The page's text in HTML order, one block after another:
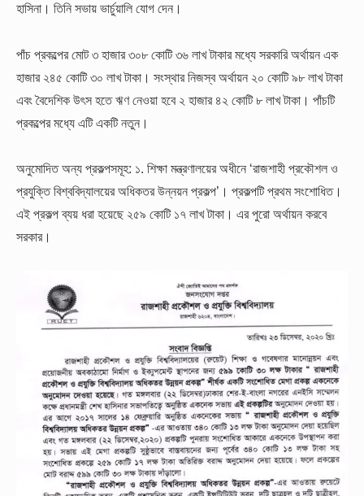
হাসিনা। তিনি সভায় ভার্চুয়ালি যোগ দেন।
পাঁচ প্রকল্পের মোট ৩ হাজার ৩০৮ কোটি ৩৬ লাখ টাকার মধ্যে সরকারি অর্থায়ন এক
হাজার ২৪৫ কোটি ৩০ লাখ টাকা। সংস্থার নিজস্ব অর্থায়ন ২০ কোটি ৯৮ লাখ টাকা
এবং বৈদেশিক উৎস হতে ঋণ নেওয়া হবে ২ হাজার ৪২ কোটি ৮ লাখ টাকা। পাঁচটি
প্রকল্পের মধ্যে এটি একটি নতুন।
অনুমোদিত অন্য প্রকল্পসমূহ: ১. শিক্ষা মন্ত্রণালয়ের অধীনে ‘রাজশাহী প্রকৌশল ও
প্রযুক্তি বিশ্ববিদ্যালয়ের অধিকতর উন্নয়ন প্রকল্প’। প্রকল্পটি প্রথম সংশোধিত।
এই প্রকল্প ব্যয় ধরা হয়েছে ২৫৯ কোটি ১৭ লাখ টাকা। এর পুরো অর্থায়ন করবে
সরকার।